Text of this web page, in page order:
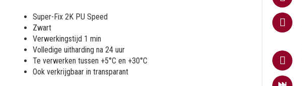
Super-Fix 2K PU Speed
Zwart
Verwerkingstijd 1 min
Volledige uitharding na 24 uur
Te verwerken tussen +5°C en +30°C
Ook verkrijgbaar in transparant